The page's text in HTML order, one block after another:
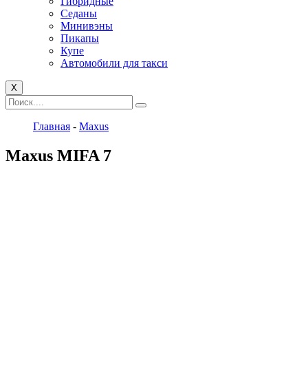
Седаны
Минивэны
Пикапы
Купе
Автомобили для такси
X
Главная - Maxus
Maxus MIFA 7